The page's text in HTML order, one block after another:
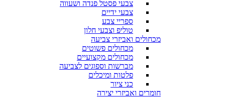
צבעי פסטל פנדה ושעווה
צבעי ידיים
ספריי צבע
טוליפ וצבעי חלון
מכחולים ואביזרי צביעה
מכחולים פשוטים
מכחולים מקצועיים
מברשות וספוגים לצביעה
פלטות ומיכלים
כני ציור
חומרים ואביזרי יצירה